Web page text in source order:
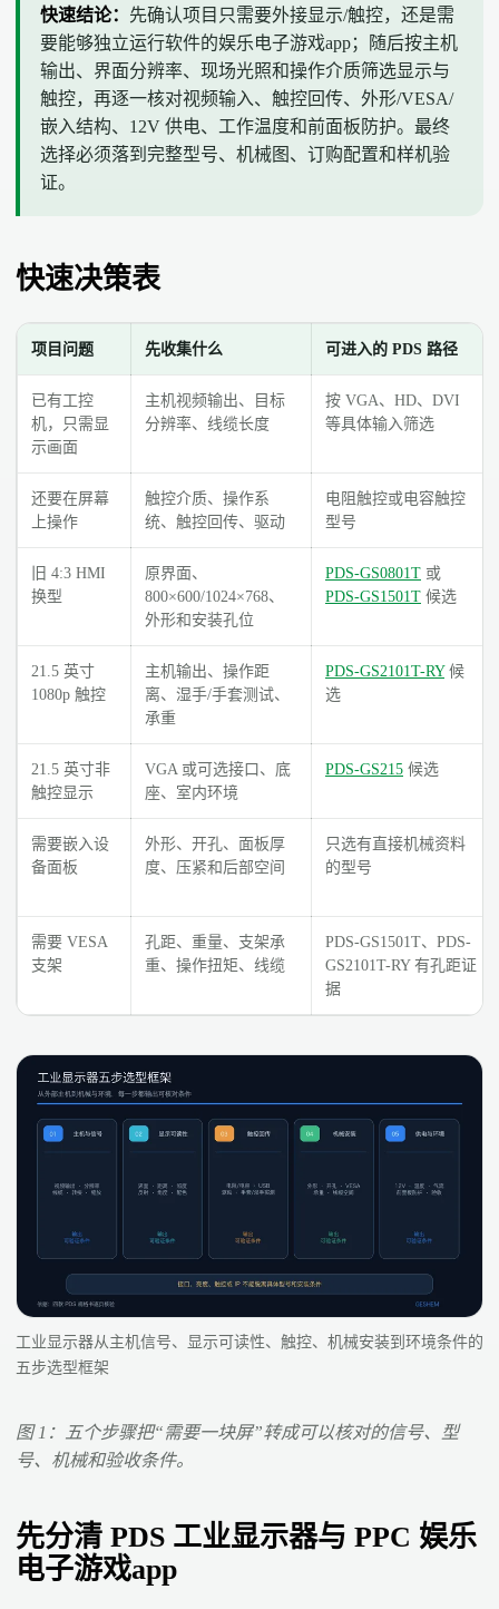
快速结论： 先确认项目只需要外接显示/触控，还是需
要能够独立运行软件的娱乐电子游戏app；随后按主机
输出、界面分辨率、现场光照和操作介质筛选显示与
触控，再逐一核对视频输入、触控回传、外形/VESA/
嵌入结构、12V 供电、工作温度和前面板防护。最终
选择必须落到完整型号、机械图、订购配置和样机验
证。
快速决策表
项目问题 先收集什么 可进入的 PDS 路径
已有工控
机，只需显
示画面
主机视频输出、目标
分辨率、线缆长度
按 VGA、HD、DVI
等具体输入筛选
还要在屏幕
上操作
触控介质、操作系
统、触控回传、驱动
电阻触控或电容触控
型号
旧 4:3 HMI
换型
原界面、
800×600/1024×768、
外形和安装孔位
PDS-GS0801T 或
PDS-GS1501T 候选
21.5 英寸
1080p 触控
主机输出、操作距
离、湿手/手套测试、
承重
PDS-GS2101T-RY候
选
21.5 英寸非
触控显示
VGA 或可选接口、底
座、室内环境
PDS-GS215 候选
需要嵌入设
备面板
外形、开孔、面板厚
度、压紧和后部空间
只选有直接机械资料
的型号
需要 VESA
支架
孔距、重量、支架承
重、操作扭矩、线缆
PDS-GS1501T、PDS-
GS2101T-RY 有孔距证
据
工业显示器从主机信号、显示可读性、触控、机械安装到环境条件的
五步选型框架
图 1：五个步骤把“需要一块屏”转成可以核对的信号、型
号、机械和验收条件。
先分清 PDS 工业显示器与 PPC 娱乐
电子游戏app